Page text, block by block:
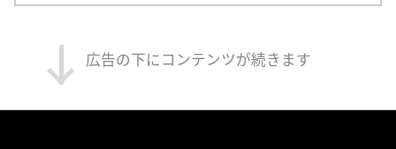
広告の下にコンテンツが続きます